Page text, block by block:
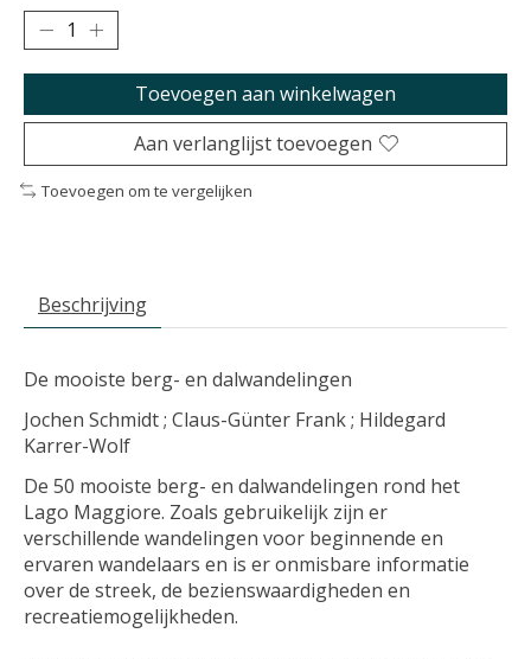
Toevoegen aan winkelwagen
Aan verlanglijst toevoegen
Toevoegen om te vergelijken
Beschrijving
De mooiste berg- en dalwandelingen
Jochen Schmidt ; Claus-Günter Frank ; Hildegard
Karrer-Wolf
De 50 mooiste berg- en dalwandelingen rond het
Lago Maggiore. Zoals gebruikelijk zijn er
verschillende wandelingen voor beginnende en
ervaren wandelaars en is er onmisbare informatie
over de streek, de bezienswaardigheden en
recreatiemogelijkheden.